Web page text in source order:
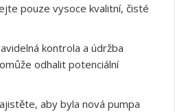
pouze vysoce kvalitní, čisté
kontrola a údržba
odhalit potenciální
aby byla nová pumpa